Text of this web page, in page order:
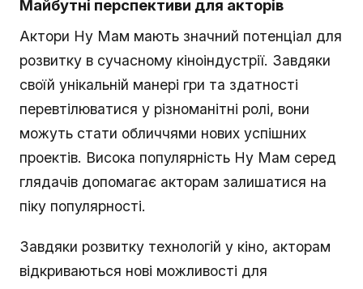
Майбутні перспективи для акторів
Актори Ну Мам мають значний потенціал для
розвитку в сучасному кіноіндустрії. Завдяки
своїй унікальній манері гри та здатності
перевтілюватися у різноманітні ролі, вони
можуть стати обличчями нових успішних
проектів. Висока популярність Ну Мам серед
глядачів допомагає акторам залишатися на
піку популярності.
Завдяки розвитку технологій у кіно, акторам
відкриваються нові можливості для